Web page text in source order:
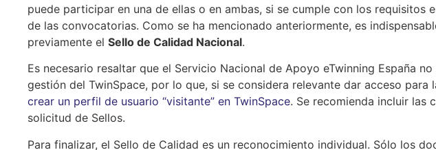
puede participar en una de ellas o en ambas, si se cumple con los requisitos
de las convocatorias. Como se ha mencionado anteriormente, es
previamente el Sello de Calidad Nacional.
Es necesario resaltar que el Servicio Nacional de Apoyo eTwinning España
gestión del TwinSpace, por lo que, si se considera relevante dar acceso
crear un perfil de usuario “visitante” en TwinSpace. Se recomienda incluir las
solicitud de Sellos.
Para finalizar, el Sello de Calidad es un reconocimiento individual. Sólo los